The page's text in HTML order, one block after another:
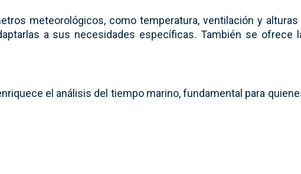
meteorológicos, como temperatura, ventilación y
a sus necesidades específicas. También se ofrece
el análisis del tiempo marino, fundamental para